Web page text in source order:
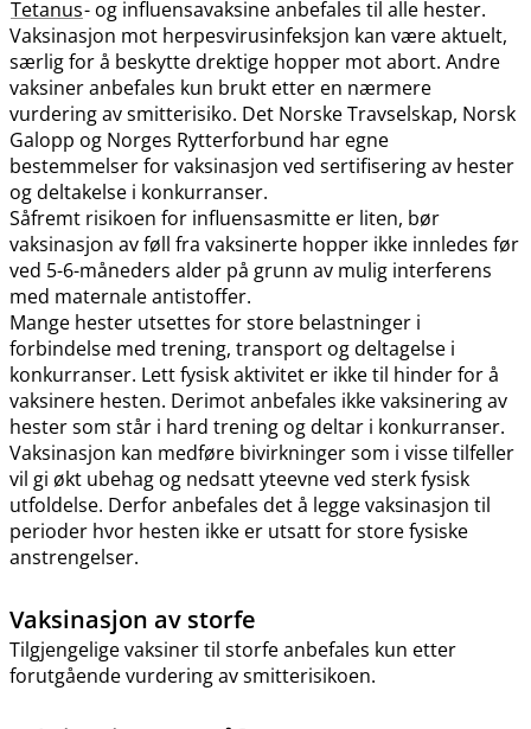
Tetanus- og influensavaksine anbefales til alle hester.
Vaksinasjon mot herpesvirusinfeksjon kan være aktuelt,
særlig for å beskytte drektige hopper mot abort. Andre
vaksiner anbefales kun brukt etter en nærmere
vurdering av smitterisiko. Det Norske Travselskap, Norsk
Galopp og Norges Rytterforbund har egne
bestemmelser for vaksinasjon ved sertifisering av hester
og deltakelse i konkurranser.
Såfremt risikoen for influensasmitte er liten, bør
vaksinasjon av føll fra vaksinerte hopper ikke innledes før
ved 5-6-måneders alder på grunn av mulig interferens
med maternale antistoffer.
Mange hester utsettes for store belastninger i
forbindelse med trening, transport og deltagelse i
konkurranser. Lett fysisk aktivitet er ikke til hinder for å
vaksinere hesten. Derimot anbefales ikke vaksinering av
hester som står i hard trening og deltar i konkurranser.
Vaksinasjon kan medføre bivirkninger som i visse tilfeller
vil gi økt ubehag og nedsatt yteevne ved sterk fysisk
utfoldelse. Derfor anbefales det å legge vaksinasjon til
perioder hvor hesten ikke er utsatt for store fysiske
anstrengelser.
Vaksinasjon av storfe
Tilgjengelige vaksiner til storfe anbefales kun etter
forutgående vurdering av smitterisikoen.